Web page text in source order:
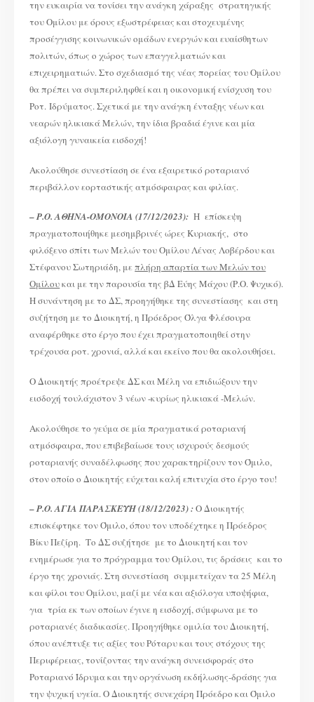
την ευκαιρία να τονίσει την ανάγκη χάραξης στρατηγικής
του Ομίλου με όρους εξωστρέφειας και στοχευμένης
προσέγγισης κοινωνικών ομάδων ενεργών και ευαίσθητων
πολιτών, όπως ο χώρος των επαγγελματιών και
επιχειρηματιών. Στο σχεδιασμό της νέας πορείας του Ομίλου
θα πρέπει να συμπεριληφθεί και η οικονομική ενίσχυση του
Ροτ. Ιδρύματος. Σχετικά με την ανάγκη ένταξης νέων και
νεαρών ηλικιακά Μελών, την ίδια βραδιά έγινε και μία
αξιόλογη γυναικεία εισδοχή!
Ακολούθησε συνεστίαση σε ένα εξαιρετικό ροταριανό
περιβάλλον εορταστικής ατμόσφαιρας και φιλίας.
–Ρ.Ο. ΑΘΗΝΑ-ΟΜΟΝΟΙΑ (17/12/2023): Η επίσκεψη
πραγματοποιήθηκε μεσημβρινές ώρες Κυριακής, στο
φιλόξενο σπίτι των Μελών του Ομίλου Λένας Λοβέρδου και
Στέφανου Σωτηριάδη, μεπλήρη απαρτία των Μελών του
Ομίλουκαι με την παρουσία της βΔ Εύης Μάχου (Ρ.Ο. Ψυχικό).
Η συνάντηση με το ΔΣ, προηγήθηκε της συνεστίασης και στη
συζήτηση με το Διοικητή, η Πρόεδρος Όλγα Φλέσουρα
αναφέρθηκε στο έργο που έχει πραγματοποιηθεί στην
τρέχουσα ροτ. χρονιά, αλλά και εκείνο που θα ακολουθήσει.
Ο Διοικητής προέτρεψε ΔΣ και Μέλη να επιδιώξουν την
εισδοχή τουλάχιστον 3 νέων -κυρίως ηλικιακά -Μελών.
Ακολούθησε το γεύμα σε μία πραγματικά ροταριανή
ατμόσφαιρα, που επιβεβαίωσε τους ισχυρούς δεσμούς
ροταριανής συναδέλφωσης που χαρακτηρίζουν τον Όμιλο,
στον οποίο ο Διοικητής εύχεται καλή επιτυχία στο έργο του!
–Ρ.Ο. ΑΓΙΑ ΠΑΡΑΣΚΕΥΗ (18/12/2023) :Ο Διοικητής
επισκέφτηκε τον Όμιλο, όπου τον υποδέχτηκε η Πρόεδρος
Βίκυ Πεζίρη. Το ΔΣ συζήτησε με το Διοικητή και τον
ενημέρωσε για το πρόγραμμα του Ομίλου, τις δράσεις και το
έργο της χρονιάς. Στη συνεστίαση συμμετείχαν τα 25 Μέλη
και φίλοι του Ομίλου, μαζί με νέα και αξιόλογα υποψήφια,
για τρία εκ των οποίων έγινε η εισδοχή, σύμφωνα με το
ροταριανές διαδικασίες. Προηγήθηκε ομιλία του Διοικητή,
όπου ανέπτυξε τις αξίες του Ρόταρυ και τους στόχους της
Περιφέρειας, τονίζοντας την ανάγκη συνεισφοράς στο
Ροταριανό Ίδρυμα και την οργάνωση εκδήλωσης-δράσης για
την ψυχική υγεία. Ο Διοικητής συνεχάρη Πρόεδρο και Όμιλο